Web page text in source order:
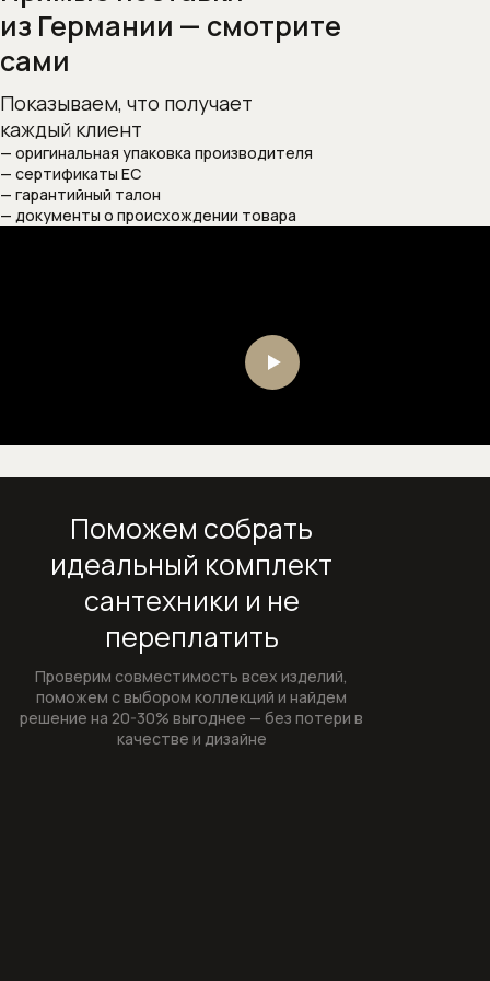
Душевые штанги
Подключение для душевого шланга
Ручные души
Скрытые части душевых систем
Шланги
Внутренние механизмы для
переключателя (дивертора)
Внутренние механизмы запорных
вентилей
Изливы для смесителей
Изливы для наполнения ванны
Комплектующие к смесителям
Внутренние механизмы для
из Германии — смотрите
сами
Показываем, что получает
каждый клиент
— оригинальная упаковка производителя
— сертификаты ЕС
— гарантийный талон
— документы о происхождении товара
Поможем собрать
идеальный комплект
сантехники и не
переплатить
Проверим совместимость всех изделий,
поможем с выбором коллекций и найдем
решение на 20-30% выгоднее — без потери в
качестве и дизайне